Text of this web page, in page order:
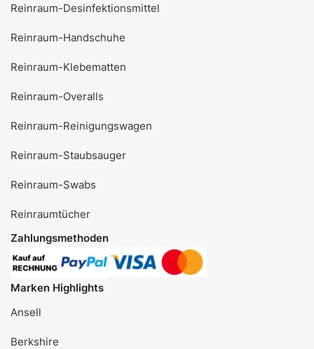
Reinraum-Desinfektionsmittel
Reinraum-Handschuhe
Reinraum-Klebematten
Reinraum-Overalls
Reinraum-Reinigungswagen
Reinraum-Staubsauger
Reinraum-Swabs
Reinraumtücher
Zahlungsmethoden
Marken Highlights
Ansell
Berkshire